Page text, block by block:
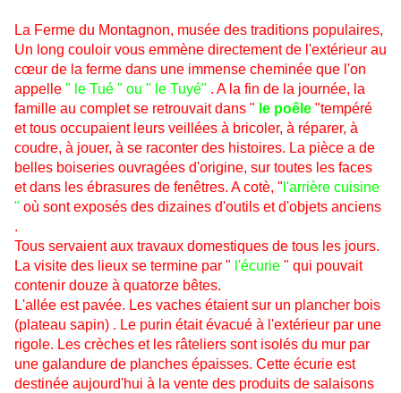
La Ferme du Montagnon, musée des traditions populaires,
Un long couloir vous emmène directement de l'extérieur au
cœur de la ferme dans une immense cheminée que l'on
appelle " le Tué " ou " le Tuyé" . A la fin de la journée, la
famille au complet se retrouvait dans " le poêle "tempéré
et tous occupaient leurs veillées à bricoler, à réparer, à
coudre, à jouer, à se raconter des histoires. La pièce a de
belles boiseries ouvragées d'origine, sur toutes les faces
et dans les ébrasures de fenêtres. A cotè, " l'arrière cuisine
" où sont exposés des dizaines d'outils et d'objets anciens
.
Tous servaient aux travaux domestiques de tous les jours.
La visite des lieux se termine par " l'écurie " qui pouvait
contenir douze à quatorze bêtes.
L'allée est pavée. Les vaches étaient sur un plancher bois
(plateau sapin) . Le purin était évacué à l'extérieur par une
rigole. Les crèches et les râteliers sont isolés du mur par
une galandure de planches épaisses. Cette écurie est
destinée aujourd'hui à la vente des produits de salaisons